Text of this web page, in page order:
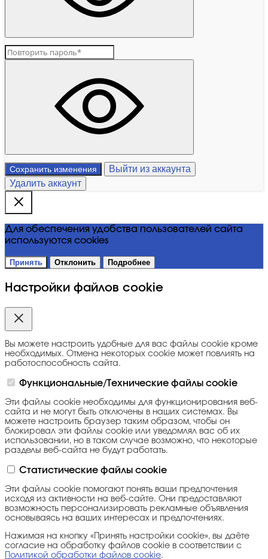
Сохранить изменения
Выйти из аккаунта
Удалить аккаунт
Для обеспечения удобства пользователей сайта
используются cookies
Принять Отклонить Подробнее
Настройки файлов cookie
Вы можете настроить удобные для вас файлы cookie кроме
необходимых. Отмена некоторых cookie может повлиять на
работоспособность сайта.
Функциональные/Технические файлы cookie
Эти файлы cookie необходимы для функционирования веб-
сайта и не могут быть отключены в наших системах. Вы
можете настроить браузер таким образом, чтобы он
блокировал эти файлы cookie или уведомлял вас об их
использовании, но в таком случае возможно, что некоторые
разделы веб-сайта не будут работать.
Статистические файлы cookie
Эти файлы cookie помогают понять ваши предпочтения
исходя из активности на веб-сайте. Они предоставляют
возможность персонализировать рекламные объявления
основываясь на ваших интересах и предпочтениях.
Нажимая на кнопку «Принять настройки cookie», вы даёте
согласие на обработку файлов cookie в соответствии с
Политикой обработки файлов cookie.